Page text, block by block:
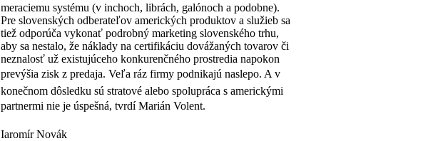
meraciemu systému (v inchoch, librách, galónoch a podobne).
Pre slovenských odberateľov amerických produktov a služieb sa
tiež odporúča vykonať podrobný marketing slovenského trhu,
aby sa nestalo, že náklady na certifikáciu dovážaných tovarov či
neznalosť už existujúceho konkurenčného prostredia napokon
prevýšia zisk z predaja. Veľa ráz firmy podnikajú naslepo. A v
konečnom dôsledku sú stratové alebo spolupráca s americkými
partnermi nie je úspešná, tvrdí Marián Volent.
Iaromír Novák